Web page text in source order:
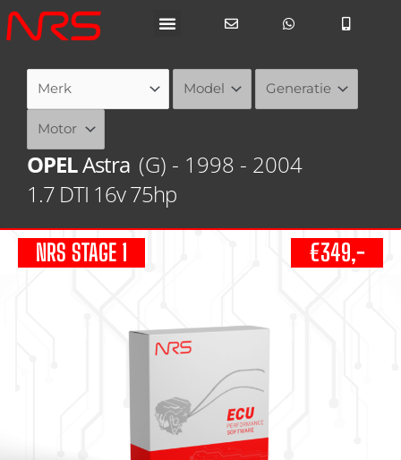
Ga
naar
OPELAstra (G) - 1998 - 2004
1.7 DTI 16v 75hp
NRS STAGE 1 €349,-